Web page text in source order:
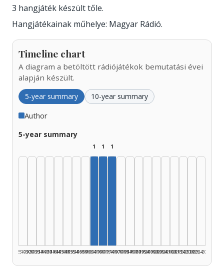
3 hangjáték készült tőle.
Hangjátékainak műhelye: Magyar Rádió.
Timeline chart
A diagram a betöltött rádiójátékok bemutatási évei
alapján készült.
5-year summary 10-year summary
Author
5-year summary
1925–1929
1930–1934
1935–1939
1940–1944
1945–1949
1950–1954
1955–1959
1960–1964
1
1965–1969
1
1970–1974
1
1975–1979
1980–1984
1985–1989
1990–1994
1995–1999
2000–2004
2005–2009
2010–2014
2015–2019
2020–2024
2025–2026